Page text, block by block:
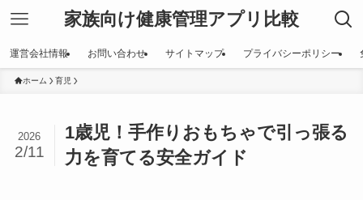
家族向け健康管理アプリ比較
運営会社情報 お問い合わせ サイトマップ プライバシーポリシー
ホーム 育児
1歳児！手作りおもちゃで引っ張る
力を育てる安全ガイド
2026
2/11